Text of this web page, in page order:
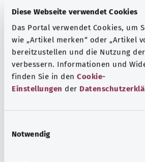
Diese Webseite verwendet Cookies
Das Portal verwendet Cookies, um
wie „Artikel merken“ oder „Artikel
bereitzustellen und die Nutzung
verbessern. Informationen und
finden Sie in den Cookie-
Einstellungen der
Notwendig
Selbsthilfe